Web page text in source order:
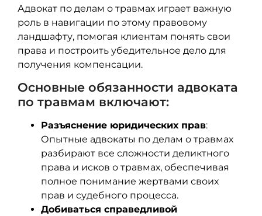
Адвокат по делам о травмах играет важную
роль в навигации по этому правовому
ландшафту, помогая клиентам понять свои
права и построить убедительное дело для
получения компенсации.
Основные обязанности адвоката
по травмам включают:
Разъяснение юридических прав:
Опытные адвокаты по делам о травмах
разбирают все сложности деликтного
права и исков о травмах, обеспечивая
полное понимание жертвами своих
прав и судебного процесса.
Добиваться справедливой